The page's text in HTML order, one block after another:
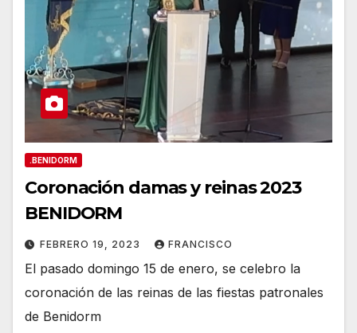
.BENIDORM
Coronación damas y reinas 2023
BENIDORM
FEBRERO 19, 2023 FRANCISCO
El pasado domingo 15 de enero, se celebro la
coronación de las reinas de las fiestas patronales
de Benidorm